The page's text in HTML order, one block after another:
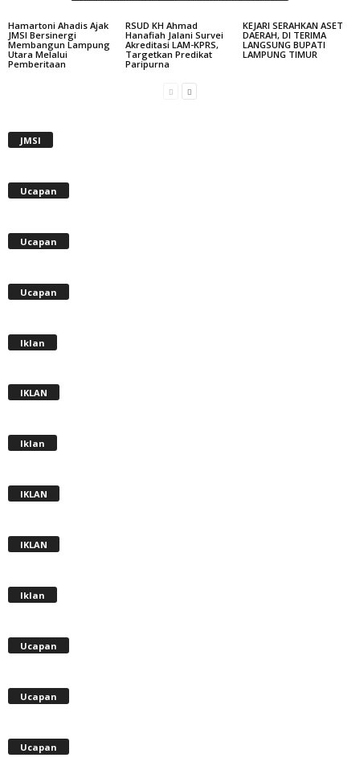
Hamartoni Ahadis Ajak
JMSI Bersinergi
Membangun Lampung
Utara Melalui
Pemberitaan
RSUD KH Ahmad
Hanafiah Jalani Survei
Akreditasi LAM-KPRS,
Targetkan Predikat
Paripurna
KEJARI SERAHKAN ASET
DAERAH, DI TERIMA
LANGSUNG BUPATI
LAMPUNG TIMUR
JMSI
Ucapan
Ucapan
Ucapan
Iklan
IKLAN
Iklan
IKLAN
IKLAN
Iklan
Ucapan
Ucapan
Ucapan